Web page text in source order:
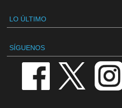
LO ÚLTIMO
SÍGUENOS